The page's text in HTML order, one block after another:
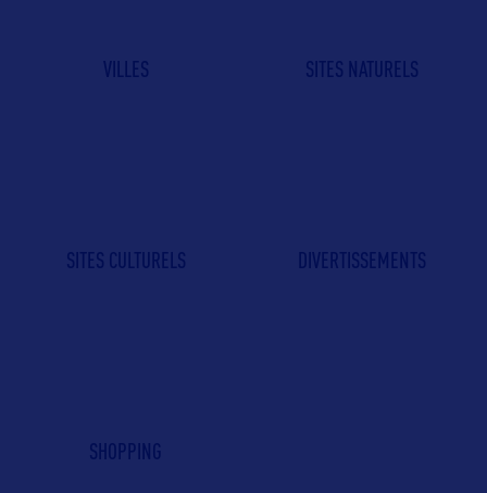
VILLES SITES NATURELS
SITES CULTURELS DIVERTISSEMENTS
SHOPPING